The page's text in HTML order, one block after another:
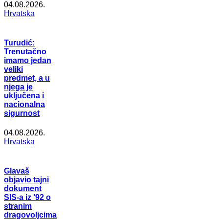
04.08.2026.
Hrvatska
Turudić:
Trenutačno
imamo jedan
veliki
predmet, a u
njega je
uključena i
nacionalna
sigurnost
04.08.2026.
Hrvatska
Glavaš
objavio tajni
dokument
SIS-a iz ’92 o
stranim
dragovoljcima